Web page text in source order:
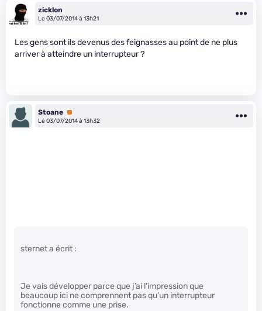
zicklon
Le 03/07/2014 à 13h21
Les gens sont ils devenus des feignasses au point de ne plus
arriver à atteindre un interrupteur ?
Stoane Premium
Le 03/07/2014 à 13h32
sternet a écrit :
Je vais développer parce que j’ai l’impression que
beaucoup ici ne comprennent pas qu’un interrupteur
fonctionne comme une prise.